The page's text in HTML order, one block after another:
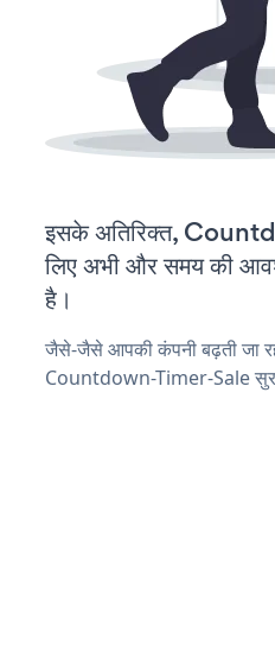
इसके अतिरिक्त,
लिए अभी और समय की
है।
जैसे-जैसे आपकी कंपनी बढ़ती जा
Countdown-Timer-Sale